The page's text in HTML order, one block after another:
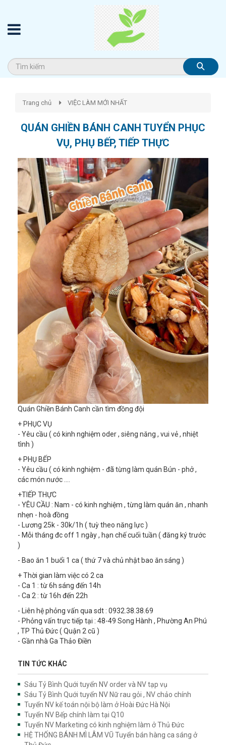
Trang chủ VIỆC LÀM MỚI NHẤT
QUÁN GHIỀN BÁNH CANH TUYỂN PHỤC
VỤ, PHỤ BẾP, TIẾP THỰC
Quán Ghiền Bánh Canh cần tìm đồng đội
+ PHỤC VỤ
- Yêu cầu ( có kinh nghiệm oder , siêng năng , vui vẻ , nhiệt
tình )
+ PHỤ BẾP
- Yêu cầu ( có kinh nghiệm - đã từng làm quán Bún - phở ,
các món nước ….
+TIẾP THỰC
- YÊU CẦU : Nam - có kinh nghiệm , từng làm quán ăn , nhanh
nhẹn - hoà đồng
- Lương 25k - 30k/1h ( tuỳ theo năng lực )
- Mỗi tháng đc off 1 ngày , hạn chế cuối tuần ( đăng ký trước
)
- Bao ăn 1 buổi 1 ca ( thứ 7 và chủ nhật bao ăn sáng )
+ Thời gian làm việc có 2 ca
- Ca 1 : từ 6h sáng đến 14h
- Ca 2 : từ 16h đến 22h
- Liên hệ phỏng vấn qua sdt : 0932.38.38.69
- Phỏng vấn trực tiếp tại : 48-49 Song Hành , Phường An Phú
, TP Thủ Đức ( Quận 2 cũ )
- Gần nhà Ga Thảo Điền
TIN TỨC KHÁC
Sáu Tỷ Bình Quới tuyển NV order và NV tạp vụ
Sáu Tỷ Bình Quới tuyển NV Nữ rau gỏi , NV chảo chính
Tuyển NV kế toán nội bộ làm ở Hoài Đức Hà Nội
Tuyển NV Bếp chính làm tại Q10
Tuyển NV Marketing có kinh nghiệm làm ở Thủ Đức
HỆ THỐNG BÁNH MÌ LÂM VŨ Tuyển bán hàng ca sáng ở